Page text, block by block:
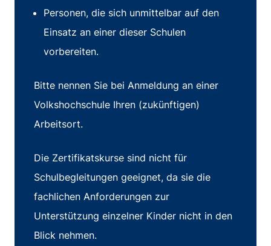
Personen, die sich unmittelbar auf den
Einsatz an einer dieser Schulen
vorbereiten.
Bitte nennen Sie bei Anmeldung an einer
Volkshochschule Ihren (zukünftigen)
Arbeitsort.
Die Zertifikatskurse sind nicht für
Schulbegleitungen geeignet, da sie die
fachlichen Anforderungen zur
Unterstützung einzelner Kinder nicht in den
Blick nehmen.